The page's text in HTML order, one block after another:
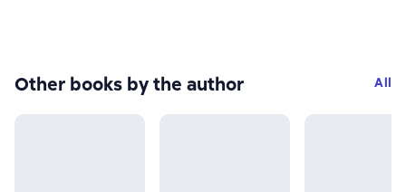
Other books by the author All